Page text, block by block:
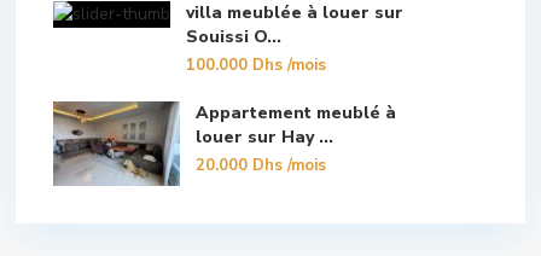
villa meublée à louer sur
Souissi O...
100.000 Dhs/mois
Appartement meublé à
louer sur Hay ...
20.000 Dhs/mois